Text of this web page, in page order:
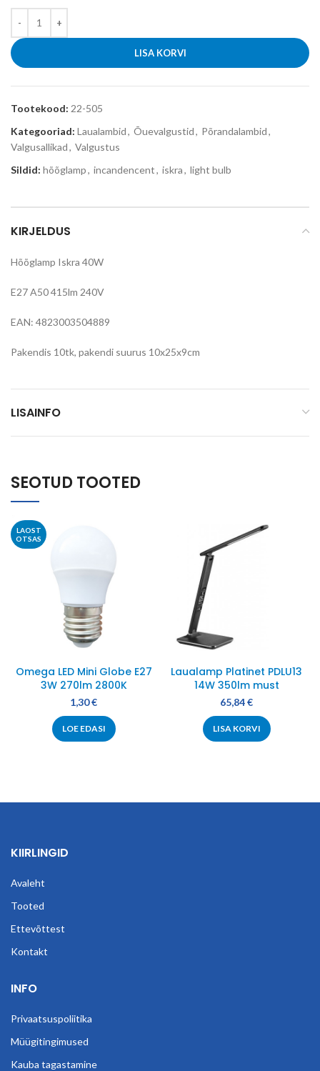
LISA KORVI
Tootekood: 22-505
Kategooriad: Laualambid, Õuevalgustid, Põrandalambid,
Valgusallikad, Valgustus
Sildid: hõõglamp, incandencent, iskra, light bulb
KIRJELDUS
Hõõglamp Iskra 40W
E27 A50 415lm 240V
EAN: 4823003504889
Pakendis 10tk, pakendi suurus 10x25x9cm
LISAINFO
SEOTUD TOOTED
LAOST
OTSAS
Omega LED Mini Globe E27
3W 270lm 2800K
1,30€
LOE EDASI
Laualamp Platinet PDLU13
14W 350lm must
65,84€
LISA KORVI
KIIRLINGID
Avaleht
Tooted
Ettevõttest
Kontakt
INFO
Privaatsuspoliitika
Müügitingimused
Kauba tagastamine